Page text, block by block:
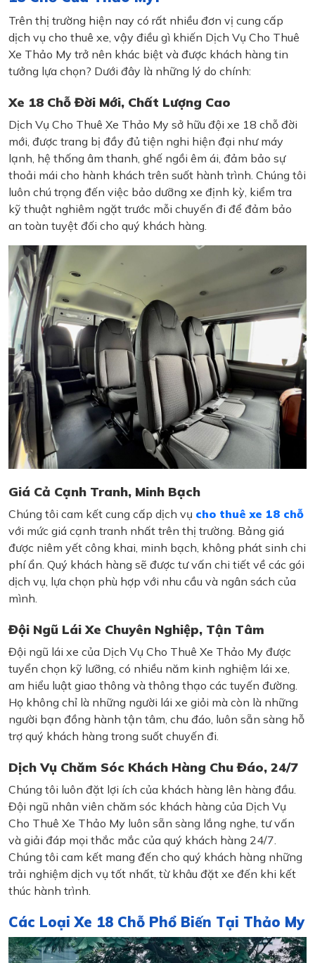
Trên thị trường hiện nay có rất nhiều đơn vị cung cấp
dịch vụ cho thuê xe, vậy điều gì khiến Dịch Vụ Cho Thuê
Xe Thảo My trở nên khác biệt và được khách hàng tin
tưởng lựa chọn? Dưới đây là những lý do chính:
Xe 18 Chỗ Đời Mới, Chất Lượng Cao
Dịch Vụ Cho Thuê Xe Thảo My sở hữu đội xe 18 chỗ đời
mới, được trang bị đầy đủ tiện nghi hiện đại như máy
lạnh, hệ thống âm thanh, ghế ngồi êm ái, đảm bảo sự
thoải mái cho hành khách trên suốt hành trình. Chúng tôi
luôn chú trọng đến việc bảo dưỡng xe định kỳ, kiểm tra
kỹ thuật nghiêm ngặt trước mỗi chuyến đi để đảm bảo
an toàn tuyệt đối cho quý khách hàng.
Giá Cả Cạnh Tranh, Minh Bạch
Chúng tôi cam kết cung cấp dịch vụ cho thuê xe 18 chỗ
với mức giá cạnh tranh nhất trên thị trường. Bảng giá
được niêm yết công khai, minh bạch, không phát sinh chi
phí ẩn. Quý khách hàng sẽ được tư vấn chi tiết về các gói
dịch vụ, lựa chọn phù hợp với nhu cầu và ngân sách của
mình.
Đội Ngũ Lái Xe Chuyên Nghiệp, Tận Tâm
Đội ngũ lái xe của Dịch Vụ Cho Thuê Xe Thảo My được
tuyển chọn kỹ lưỡng, có nhiều năm kinh nghiệm lái xe,
am hiểu luật giao thông và thông thạo các tuyến đường.
Họ không chỉ là những người lái xe giỏi mà còn là những
người bạn đồng hành tận tâm, chu đáo, luôn sẵn sàng hỗ
trợ quý khách hàng trong suốt chuyến đi.
Dịch Vụ Chăm Sóc Khách Hàng Chu Đáo, 24/7
Chúng tôi luôn đặt lợi ích của khách hàng lên hàng đầu.
Đội ngũ nhân viên chăm sóc khách hàng của Dịch Vụ
Cho Thuê Xe Thảo My luôn sẵn sàng lắng nghe, tư vấn
và giải đáp mọi thắc mắc của quý khách hàng 24/7.
Chúng tôi cam kết mang đến cho quý khách hàng những
trải nghiệm dịch vụ tốt nhất, từ khâu đặt xe đến khi kết
thúc hành trình.
Các Loại Xe 18 Chỗ Phổ Biến Tại Thảo My